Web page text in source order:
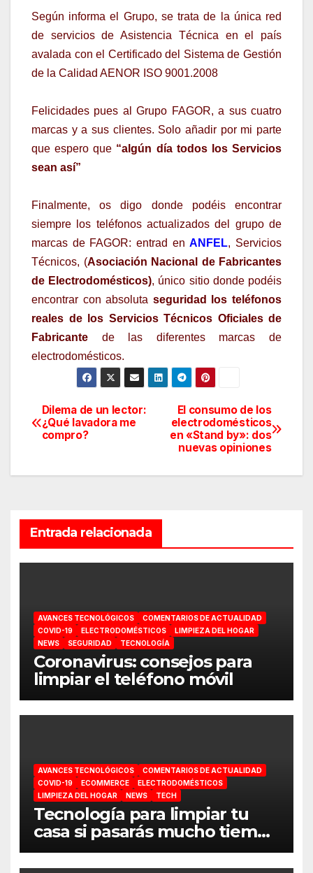
Según informa el Grupo, se trata de la única red
de servicios de Asistencia Técnica en el país
avalada con el Certificado del Sistema de Gestión
de la Calidad AENOR ISO 9001.2008
Felicidades pues al Grupo FAGOR, a sus cuatro
marcas y a sus clientes. Solo añadir por mi parte
que espero que “algún día todos los Servicios
sean así”
Finalmente, os digo donde podéis encontrar
siempre los teléfonos actualizados del grupo de
marcas de FAGOR: entrad enANFEL, Servicios
Técnicos, (Asociación Nacional de Fabricantes
de Electrodomésticos), único sitio donde podéis
encontrar con absoluta seguridad los teléfonos
reales de los Servicios Técnicos Oficiales de
Fabricante de las diferentes marcas de
electrodomésticos.
Navegación
de
entradas
El consumo de los
electrodomésticos
en «Stand by»: dos
nuevas opiniones
Dilema de un lector:
¿Qué lavadora me
compro?
Entrada relacionada
AVANCES TECNOLÓGICOS
COMENTARIOS DE ACTUALIDAD
COVID-19
ELECTRODOMÉSTICOS
LIMPIEZA DEL HOGAR
NEWS
SEGURIDAD TECNOLOGÍA
Coronavirus: consejos para
limpiar el teléfono móvil
AVANCES TECNOLÓGICOS
COMENTARIOS DE ACTUALIDAD
COVID-19
ECOMMERCE
ELECTRODOMÉSTICOS
LIMPIEZA DEL HOGAR
NEWS TECH
Tecnología para limpiar tu
casa si pasarás mucho tiempo
en ella